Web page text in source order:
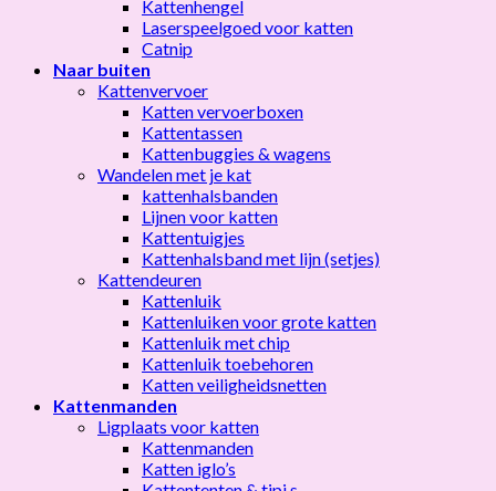
Kattenhengel
Laserspeelgoed voor katten
Catnip
Naar buiten
Kattenvervoer
Katten vervoerboxen
Kattentassen
Kattenbuggies & wagens
Wandelen met je kat
kattenhalsbanden
Lijnen voor katten
Kattentuigjes
Kattenhalsband met lijn (setjes)
Kattendeuren
Kattenluik
Kattenluiken voor grote katten
Kattenluik met chip
Kattenluik toebehoren
Katten veiligheidsnetten
Kattenmanden
Ligplaats voor katten
Kattenmanden
Katten iglo’s